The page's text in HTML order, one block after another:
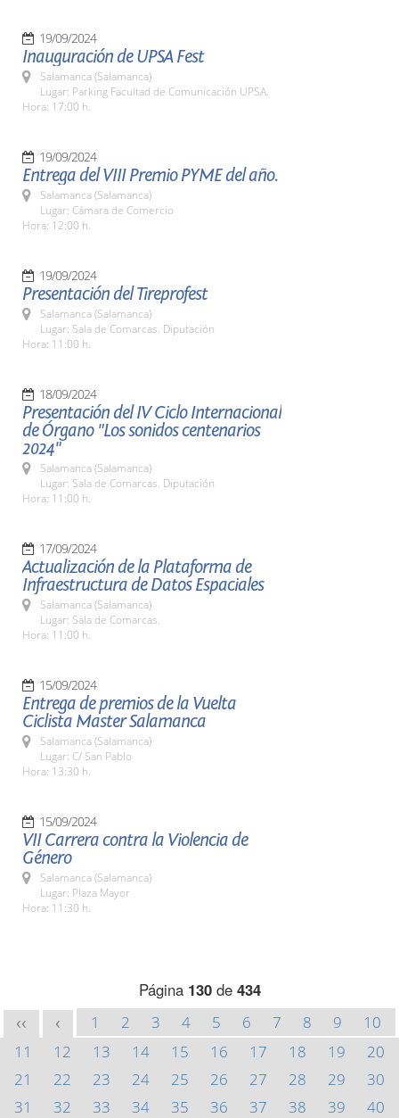
19/09/2024
Inauguración de UPSA Fest
Salamanca (Salamanca)
Lugar: Parking Facultad de Comunicación UPSA.
Hora: 17:00 h.
19/09/2024
Entrega del VIII Premio PYME del año.
Salamanca (Salamanca)
Lugar: Cámara de Comercio
Hora: 12:00 h.
19/09/2024
Presentación del Tireprofest
Salamanca (Salamanca)
Lugar: Sala de Comarcas. Diputación
Hora: 11:00 h.
18/09/2024
Presentación del IV Ciclo Internacional
de Órgano "Los sonidos centenarios
2024"
Salamanca (Salamanca)
Lugar: Sala de Comarcas. Diputación
Hora: 11:00 h.
17/09/2024
Actualización de la Plataforma de
Infraestructura de Datos Espaciales
Salamanca (Salamanca)
Lugar: Sala de Comarcas.
Hora: 11:00 h.
15/09/2024
Entrega de premios de la Vuelta
Ciclista Master Salamanca
Salamanca (Salamanca)
Lugar: C/ San Pablo
Hora: 13:30 h.
15/09/2024
VII Carrera contra la Violencia de
Género
Salamanca (Salamanca)
Lugar: Plaza Mayor
Hora: 11:30 h.
Página 130de 434
<< < 1 2 3 4 5 6 7 8 9
10
11
12 13 14 15 16 17 18 19
20
21
22 23 24 25 26 27 28 29
30
31
32 33 34 35 36 37 38 39
40